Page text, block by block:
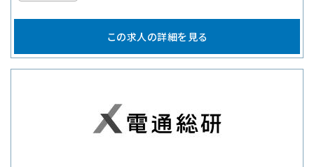
この求人の詳細を見る